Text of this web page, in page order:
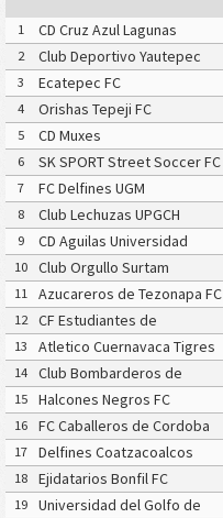
1 CD Cruz Azul Lagunas
2
Club Deportivo Yautepec
3
Ecatepec FC
4
Orishas Tepeji FC
5
CD Muxes
6
SK SPORT Street Soccer FC
7
FC Delfines UGM
8
Club Lechuzas UPGCH
9
CD Aguilas Universidad
Autonoma de Guerrero
10
Club Orgullo Surtam
11
Azucareros de Tezonapa FC
12
CF Estudiantes de
Atlacomulco
13
Atletico Cuernavaca Tigres
Yautepec
14
Club Bombarderos de
Tecamac
15
Halcones Negros FC
16
FC Caballeros de Cordoba
17
Delfines Coatzacoalcos
18
Ejidatarios Bonfil FC
19
Universidad del Golfo de